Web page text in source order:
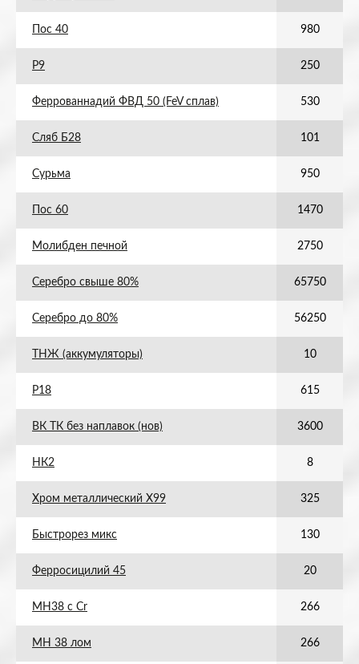
Пос 40 980
Р9 250
Феррованнадий ФВД 50 (FeV сплав) 530
Сляб Б28 101
Сурьма 950
Пос 60 1470
Молибден печной 2750
Серебро свыше 80% 65750
Серебро до 80% 56250
ТНЖ (аккумуляторы) 10
Р18 615
ВК ТК без наплавок (нов) 3600
НК2 8
Хром металлический Х99 325
Быстрорез микс 130
Ферросицилий 45 20
МН38 с Cr 266
МН 38 лом 266